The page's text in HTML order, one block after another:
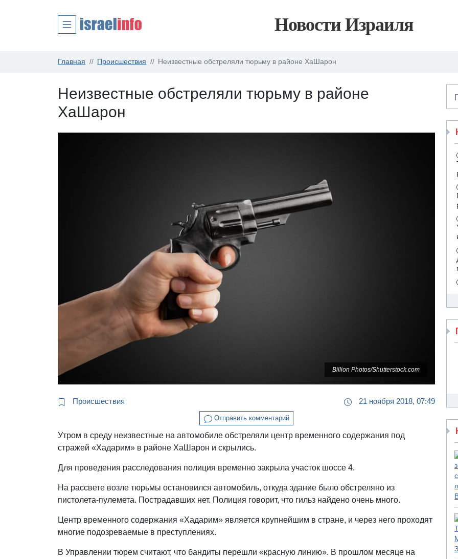
Новости Израиля
Главная Происшествия Неизвестные обстреляли тюрьму в районе ХаШарон
Неизвестные обстреляли тюрьму в районе
ХаШарон
Billion Photos/Shutterstock.com
Происшествия 21 ноября 2018, 07:49
Отправить комментарий
Утром в среду неизвестные на автомобиле обстреляли центр временного содержания под
стражей «Хадарим» в районе ХаШарон и скрылись.
Для проведения расследования полиция временно закрыла участок шоссе 4.
На рассвете возле тюрьмы остановился автомобиль, откуда здание было обстреляно из
пистолета-пулемета. Пострадавших нет. Полиция говорит, что гильз найдено очень много.
Центр временного содержания «Хадарим» является крупнейшим в стране, и через него проходят
многие подозреваемые в преступлениях.
В Управлении тюрем считают, что бандиты перешли «красную линию». В прошлом месяце на